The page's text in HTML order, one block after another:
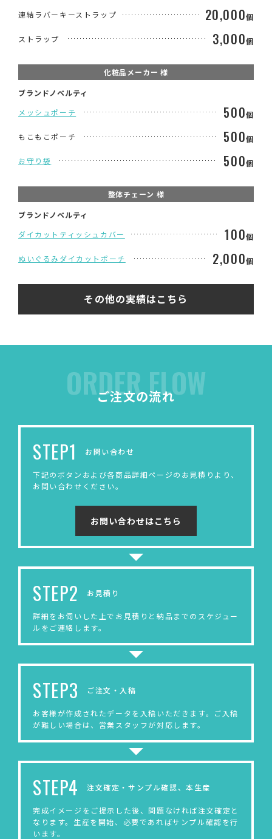
連結ラバーキーストラップ 20,000個
ストラップ 3,000個
化粧品メーカー 様
ブランドノベルティ
メッシュポーチ
500個
もこもこポーチ 500個
お守り袋 500個
整体チェーン 様
ブランドノベルティ
ダイカットティッシュカバー
100個
ぬいぐるみダイカットポーチ 2,000個
その他の実績はこちら
ORDER FLOW
ご注文の流れ
STEP1 お問い合わせ
下記のボタンおよび各商品詳細ページのお見積りより、
お問い合わせください。
お問い合わせはこちら
STEP2 お見積り
詳細をお伺いした上でお見積りと納品までのスケジュー
ルをご連絡します。
STEP3 ご注文・入稿
お客様が作成されたデータを入稿いただきます。ご入稿
が難しい場合は、営業スタッフが対応します。
STEP4 注文確定・サンプル確認、本生産
完成イメージをご提示した後、問題なければ注文確定と
なります。生産を開始、必要であればサンプル確認を行
います。